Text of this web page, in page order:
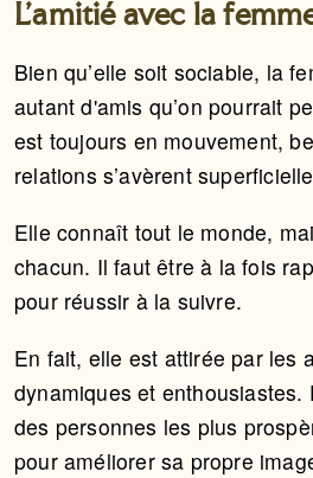
L’amitié avec la
Bien qu’elle soit sociable, la
autant d'amis qu’on pourrait
est toujours en mouvement,
relations s’avèrent
Elle connaît tout le monde,
chacun. Il faut être à la fois
pour réussir à la suivre.
En fait, elle est attirée par les
dynamiques et enthousiastes.
des personnes les plus
pour améliorer sa propre